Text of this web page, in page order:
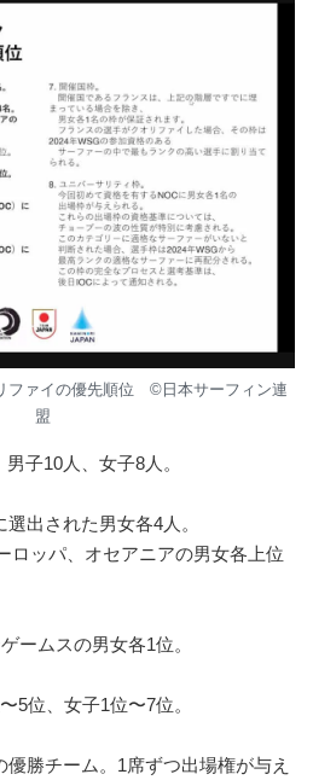
ファイの優先順位 ©︎日本サーフィン連
盟
子10人、女子8人。
出された男女各4人。
ッパ、オセアニアの男女各上位
ームスの男女各1位。
5位、女子1位〜7位。
勝チーム。1席ずつ出場権が与え